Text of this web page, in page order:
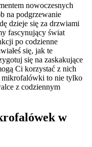
nowoczesnych
na podgrzewanie
dzieje się za drzwiami
fascynujący świat
po codzienne
się, jak te
się na zaskakujące
Ci korzystać z nich
mikrofalówki to nie tylko
z codziennym
w